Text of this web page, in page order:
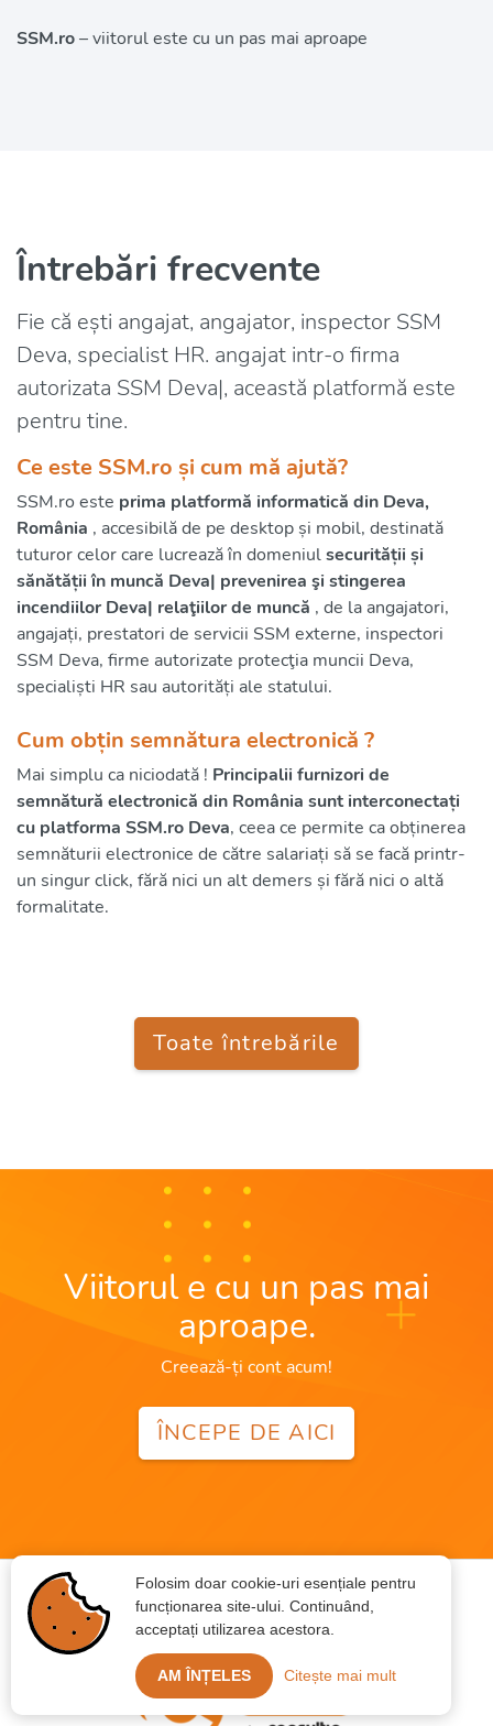
SSM.ro– viitorul este cu un pas mai aproape
Întrebări frecvente
Fie că ești angajat, angajator, inspector SSM
Deva, specialist HR. angajat intr-o firma
autorizata SSM Deva|, această platformă este
pentru tine.
Ce este SSM.ro și cum mă ajută?
SSM.ro este prima platformă informatică din Deva,
România , accesibilă de pe desktop și mobil, destinată
tuturor celor care lucrează în domeniulsecurității și
sănătății în muncă Deva| prevenirea şi stingerea
incendiilor Deva| relaţiilor de muncă , de la angajatori,
angajați, prestatori de servicii SSM externe, inspectori
SSM Deva, firme autorizate protecţia muncii Deva,
specialiști HR sau autorități ale statului.
Cum obțin semnătura electronică ?
Mai simplu ca niciodată ! Principalii furnizori de
semnătură electronică din România sunt interconectați
cu platforma SSM.ro Deva, ceea ce permite ca obținerea
semnăturii electronice de către salariați să se facă printr-
un singur click, fără nici un alt demers și fără nici o altă
formalitate.
Toate întrebările
Viitorul e cu un pas mai
aproape.
Creează-ți cont acum!
ÎNCEPE DE AICI
Folosim doar cookie-uri esențiale pentru
funcționarea site-ului. Continuând,
acceptați utilizarea acestora.
AM ÎNȚELES Citește mai mult